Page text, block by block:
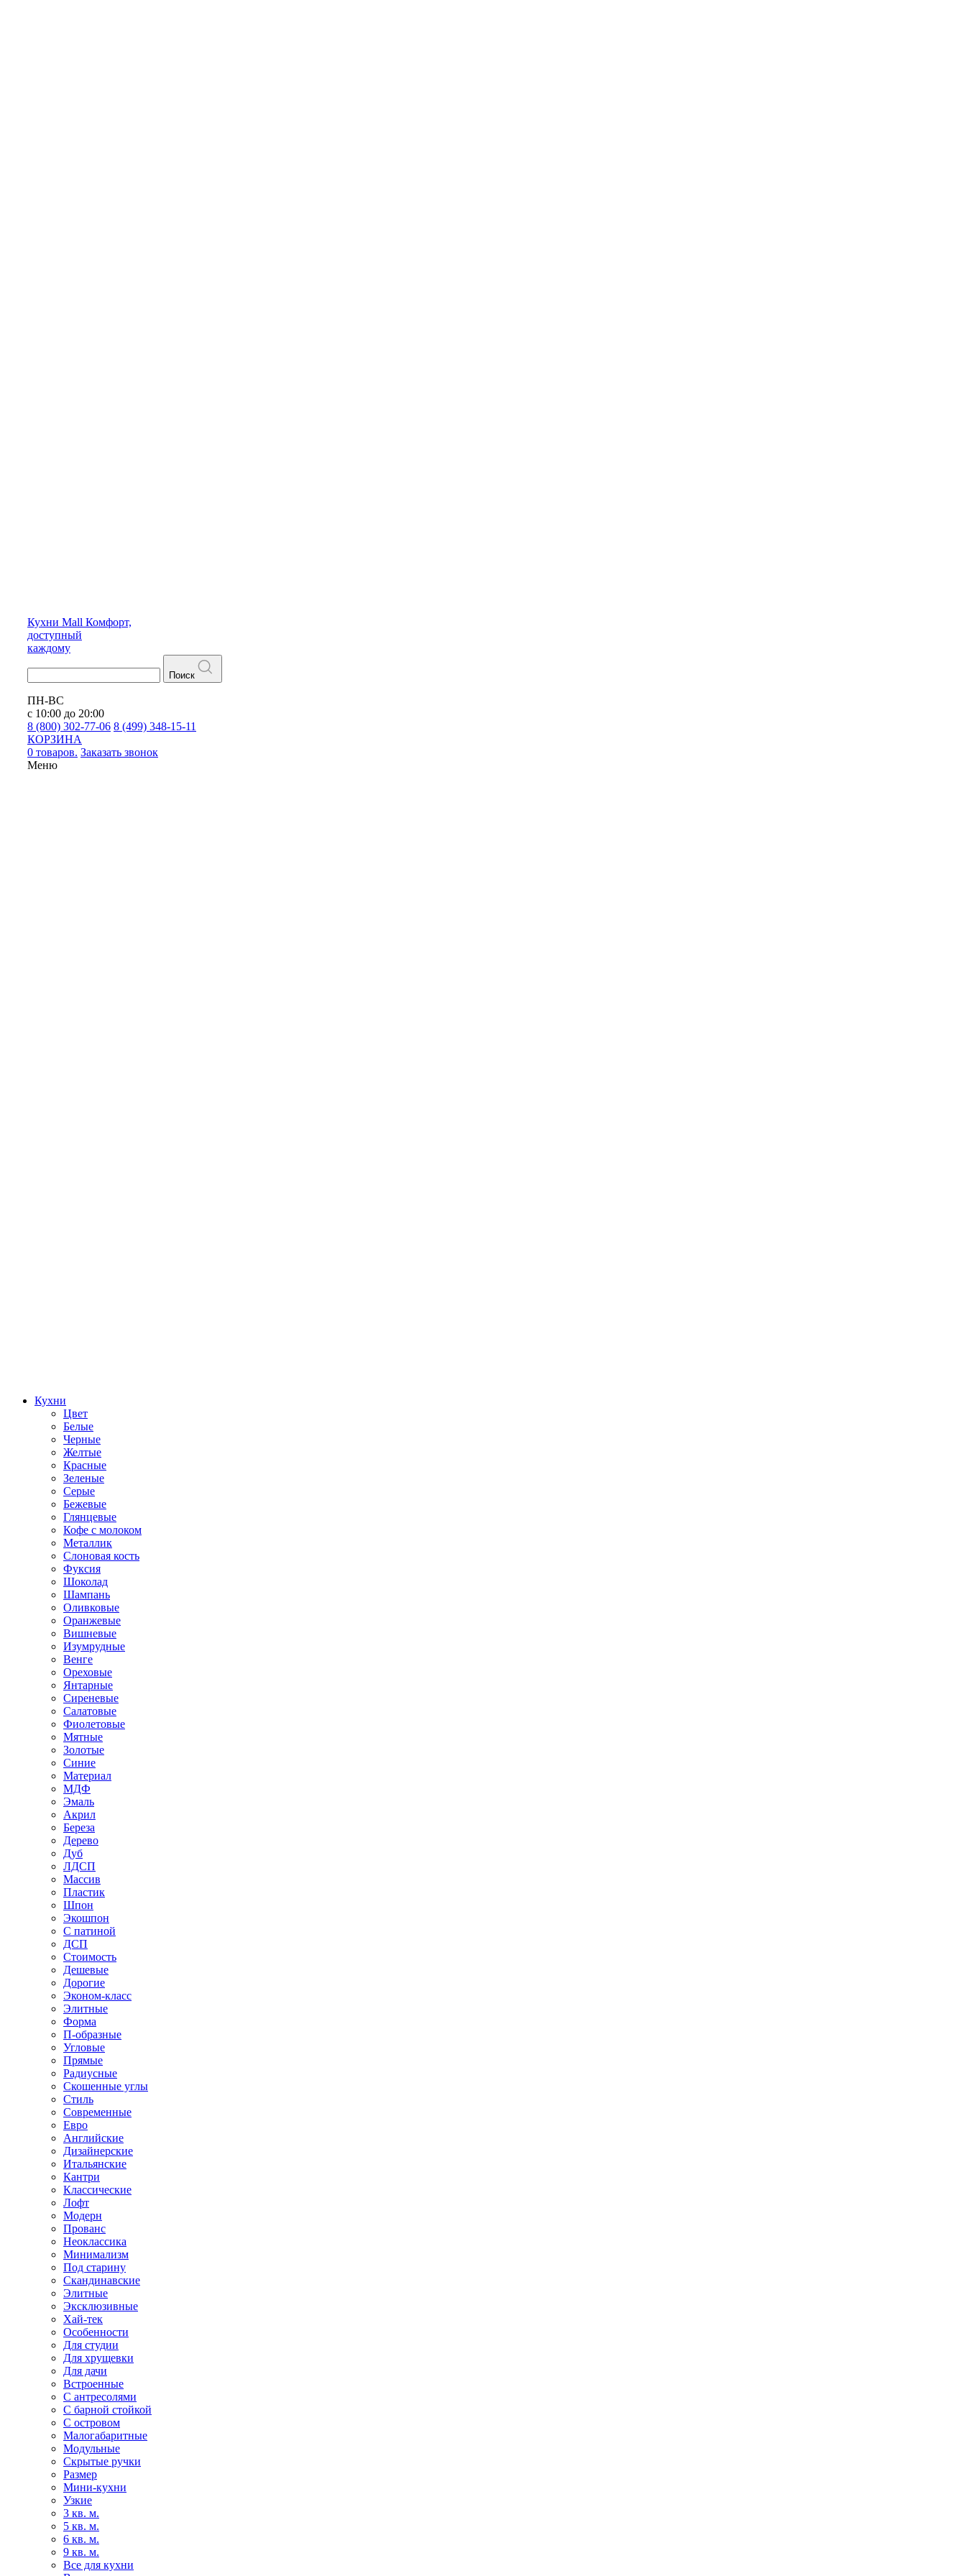
Кухни Mall Комфорт,
доступный
каждому
Поиск
ПН-ВС
с 10:00 до 20:00
8 (800) 302-77-06 8 (499) 348-15-11
КОРЗИНА
0 товаров. Заказать звонок
Меню
Кухни
Цвет
Белые
Черные
Желтые
Красные
Зеленые
Серые
Бежевые
Глянцевые
Кофе с молоком
Металлик
Слоновая кость
Фуксия
Шоколад
Шампань
Оливковые
Оранжевые
Вишневые
Изумрудные
Венге
Ореховые
Янтарные
Сиреневые
Салатовые
Фиолетовые
Мятные
Золотые
Синие
Материал
МДФ
Эмаль
Акрил
Береза
Дерево
Дуб
ЛДСП
Массив
Пластик
Шпон
Экошпон
С патиной
ДСП
Стоимость
Дешевые
Дорогие
Эконом-класс
Элитные
Форма
П-образные
Угловые
Прямые
Радиусные
Скошенные углы
Стиль
Современные
Евро
Английские
Дизайнерские
Итальянские
Кантри
Классические
Лофт
Модерн
Прованс
Неоклассика
Минимализм
Под старину
Скандинавские
Элитные
Эксклюзивные
Хай-тек
Особенности
Для студии
Для хрущевки
Для дачи
Встроенные
С антресолями
С барной стойкой
С островом
Малогабаритные
Модульные
Скрытые ручки
Размер
Мини-кухни
Узкие
3 кв. м.
5 кв. м.
6 кв. м.
9 кв. м.
Все для кухни